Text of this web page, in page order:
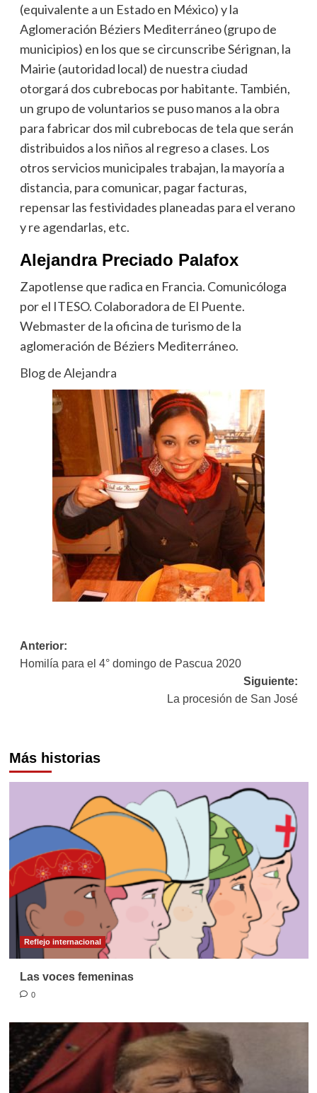
(equivalente a un Estado en México) y la
Aglomeración Béziers Mediterráneo (grupo de
municipios) en los que se circunscribe Sérignan, la
Mairie (autoridad local) de nuestra ciudad
otorgará dos cubrebocas por habitante. También,
un grupo de voluntarios se puso manos a la obra
para fabricar dos mil cubrebocas de tela que serán
distribuidos a los niños al regreso a clases. Los
otros servicios municipales trabajan, la mayoría a
distancia, para comunicar, pagar facturas,
repensar las festividades planeadas para el verano
y re agendarlas, etc.
Alejandra Preciado Palafox
Zapotlense que radica en Francia. Comunicóloga
por el ITESO. Colaboradora de El Puente.
Webmaster de la oficina de turismo de la
aglomeración de Béziers Mediterráneo.
Blog de Alejandra
Navegación
de
Anterior:
Homilía para el 4° domingo de Pascua 2020
Siguiente:
La procesión de San José
Más historias
Reflejo internacional
Las voces femeninas
0